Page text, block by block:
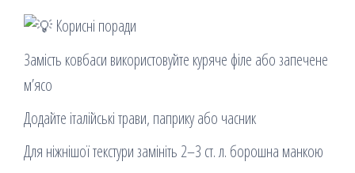
Корисні поради
Замість ковбаси використовуйте куряче філе або запечене
м’ясо
Додайте італійські трави, паприку або часник
Для ніжнішої текстури замініть 2–3 ст. л. борошна манкою